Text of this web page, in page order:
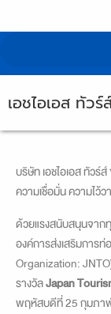
เอชไอเอส ทัว
บริษัท เอชไอเอส ทัว
ความเชื่อมั่น ความไว้
ด้วยแรงสนับสนุนจาก
องค์การส่งเสริมการ
Organization:
รางวัลJapan
พฤหัสบดีที่ 25 กุมภา